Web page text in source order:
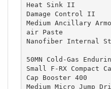
Heat Sink II
Damage Control II
Medium Ancillary
air Paste
Nanofiber Internal
50MN Cold-Gas
Small F-RX Compact
Cap Booster 400
Medium Micro Jump